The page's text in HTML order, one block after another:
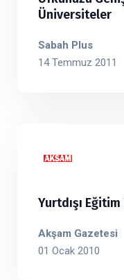
Üniversiteler
Sabah Plus
14 Temmuz 2011
Yurtdışı
Akşam Gazetesi
01 Ocak 2010